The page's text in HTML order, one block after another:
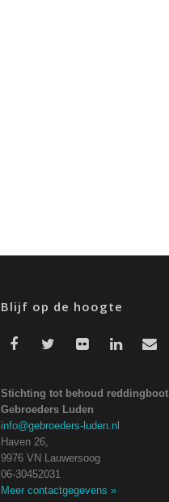
Blijf op de hoogte
Stichting tot behoud reddingboot
Gebroeders Luden
info@gebroeders-luden.nl
Haven 26,
9976 VN Lauwersoog
06-30452031
Meer contactgegevens »